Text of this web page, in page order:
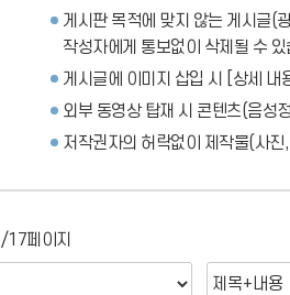
게시판 목적에 맞지 않는 게시글(
작성자에게 통보없이 삭제될 수 있
게시글에 이미지 삽입 시 [상세 내
외부 동영상 탑재 시 콘텐츠(음성
저작권자의 허락없이 제작물(사
/17페이지